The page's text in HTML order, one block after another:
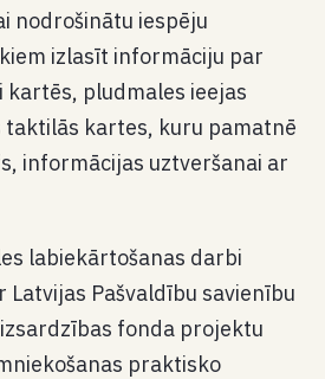
nodrošinātu iespēju
izlasīt informāciju par
pludmales ieejas
taktilās kartes, kuru pamatnē
informācijas uztveršanai ar
labiekārtošanas darbi
Pašvaldību savienību
fonda projektu
praktisko